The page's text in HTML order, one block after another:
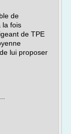
de
la fois
de TPE
lui proposer